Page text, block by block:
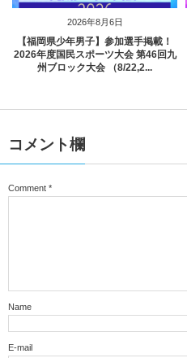
2026年8月6日
【福岡県少年男子】参加選手掲載！
2026年度国民スポーツ大会 第46回九
州ブロック大会 （8/22,2...
コメント欄
Comment *
Name
E-mail